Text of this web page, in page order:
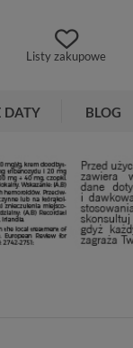
Listy zakupowe
DATY BLOG